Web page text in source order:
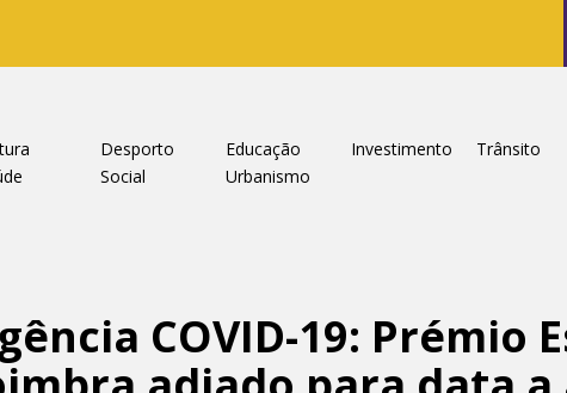
Desporto Educação Investimento
Trânsito
Social Urbanismo
COVID-19: Prémio